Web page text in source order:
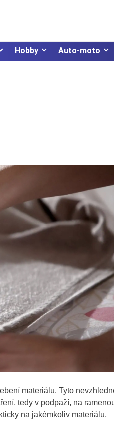
Hobby Auto-moto
materiálu. Tyto
tedy v podpaží, na
na jakémkoliv materiálu,